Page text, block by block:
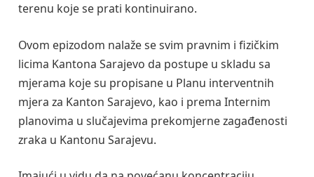
terenu koje se prati kontinuirano.
Ovom epizodom nalaže se svim pravnim i fizičkim
licima Kantona Sarajevo da postupe u skladu sa
mjerama koje su propisane u Planu interventnih
mjera za Kanton Sarajevo, kao i prema Internim
planovima u slučajevima prekomjerne zagađenosti
zraka u Kantonu Sarajevu.